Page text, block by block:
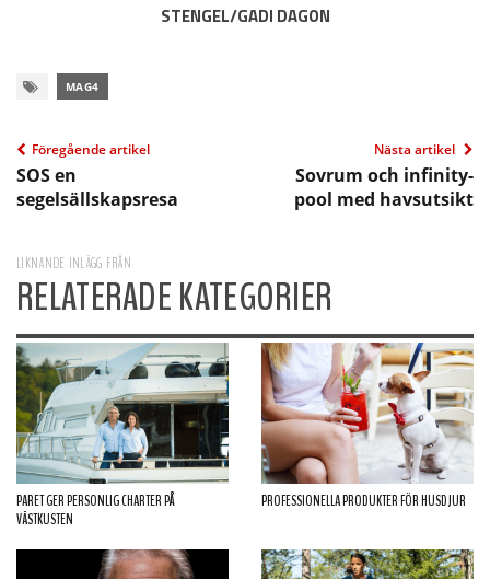
STENGEL/GADI DAGON
MAG4
Föregående artikel
SOS en
segelsällskapsresa
Nästa artikel
Sovrum och infinity-
pool med havsutsikt
LIKNANDE INLÄGG FRÅN
RELATERADE KATEGORIER
PARET GER PERSONLIG CHARTER PÅ
VÄSTKUSTEN
PROFESSIONELLA PRODUKTER FÖR HUSDJUR